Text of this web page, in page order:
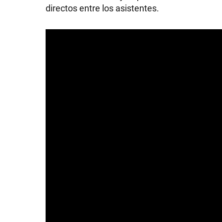
directos entre los asistentes.